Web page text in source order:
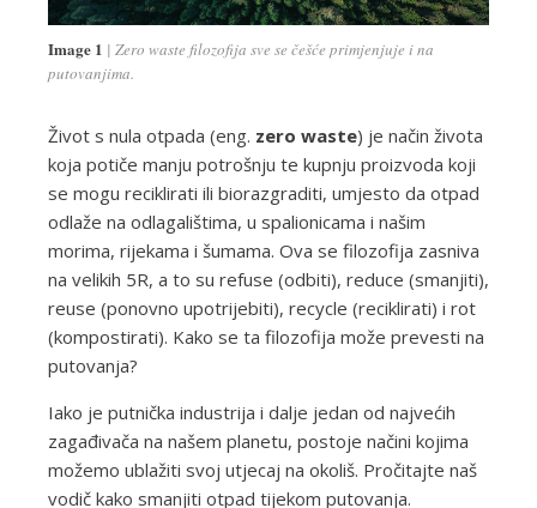
Image 1
Zero waste filozofija sve se češće primjenjuje i na
putovanjima.
Život s nula otpada (eng. zero waste) je način života
koja potiče manju potrošnju te kupnju proizvoda koji
se mogu reciklirati ili biorazgraditi, umjesto da otpad
odlaže na odlagalištima, u spalionicama i našim
morima, rijekama i šumama. Ova se filozofija zasniva
na velikih 5R, a to su refuse (odbiti), reduce (smanjiti),
reuse (ponovno upotrijebiti), recycle (reciklirati) i rot
(kompostirati). Kako se ta filozofija može prevesti na
putovanja?
Iako je putnička industrija i dalje jedan od najvećih
zagađivača na našem planetu, postoje načini kojima
možemo ublažiti svoj utjecaj na okoliš. Pročitajte naš
vodič kako smanjiti otpad tijekom putovanja.